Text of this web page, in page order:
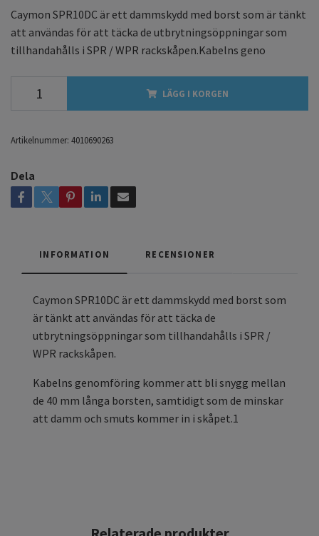
Caymon SPR10DC är ett dammskydd med borst som är tänkt
att användas för att täcka de utbrytningsöppningar som
tillhandahålls i SPR / WPR rackskåpen.Kabelns geno
LÄGG I KORGEN
Artikelnummer: 4010690263
Dela
INFORMATION RECENSIONER
Caymon SPR10DC är ett dammskydd med borst som
är tänkt att användas för att täcka de
utbrytningsöppningar som tillhandahålls i SPR /
WPR rackskåpen.
Kabelns genomföring kommer att bli snygg mellan
de 40 mm långa borsten, samtidigt som de minskar
att damm och smuts kommer in i skåpet.1